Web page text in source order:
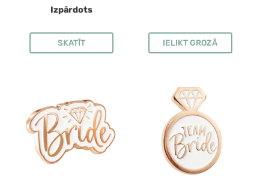
Izpārdots
SKATĪT IELIKT GROZĀ